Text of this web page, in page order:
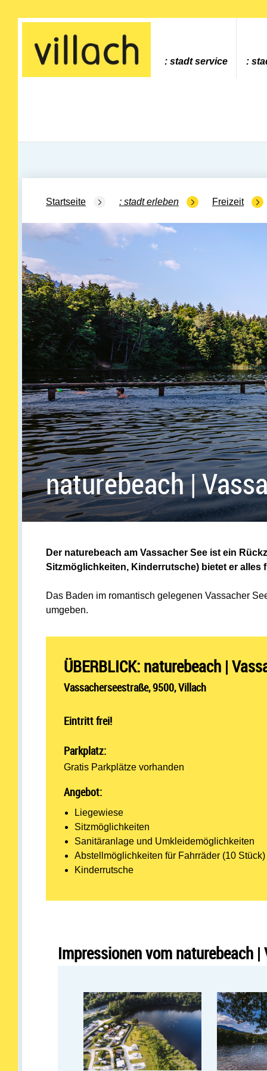
Gehe zur Startseite
stadt service
Startseite stadt erleben Freizeit
naturebeach |
Der naturebeach am Vassacher See ist ein
Sitzmöglichkeiten, Kinderrutsche) bietet er alles
Das Baden im romantisch gelegenen Vassacher
umgeben.
ÜBERBLICK: naturebeach |
Vassacherseestraße, 9500, Villach
Eintritt frei!
Parkplatz:
Gratis Parkplätze vorhanden
Angebot:
Liegewiese
Sitzmöglichkeiten
Sanitäranlage und Umkleidemöglichkeiten
Abstellmöglichkeiten für Fahrräder (10 Stück)
Kinderrutsche
Impressionen vom naturebeach |